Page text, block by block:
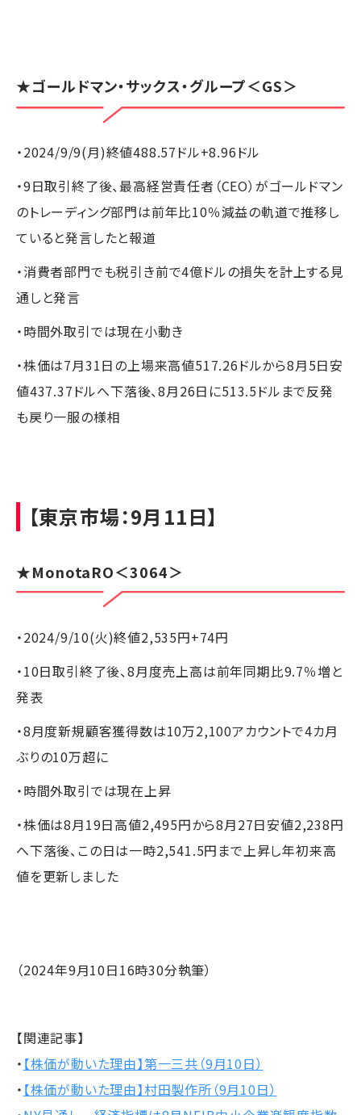
★ゴールドマン・サックス・グループ＜GS＞
・2024/9/9(月)終値488.57ドル+8.96ドル
・9日取引終了後、最高経営責任者（CEO）がゴールドマン
のトレーディング部門は前年比10％減益の軌道で推移し
ていると発言したと報道
・消費者部門でも税引き前で4億ドルの損失を計上する見
通しと発言
・時間外取引では現在小動き
・株価は7月31日の上場来高値517.26ドルから8月5日安
値437.37ドルへ下落後、8月26日に513.5ドルまで反発
も戻り一服の様相
【東京市場：9月11日】
★MonotaRO＜3064＞
・2024/9/10(火)終値2,535円+74円
・10日取引終了後、8月度売上高は前年同期比9.7％増と
発表
・8月度新規顧客獲得数は10万2,100アカウントで4カ月
ぶりの10万超に
・時間外取引では現在上昇
・株価は8月19日高値2,495円から8月27日安値2,238円
へ下落後、この日は一時2,541.5円まで上昇し年初来高
値を更新しました
（2024年9月10日16時30分執筆）
【関連記事】
・ 【株価が動いた理由】第一三共（9月10日）
・ 【株価が動いた理由】村田製作所（9月10日）